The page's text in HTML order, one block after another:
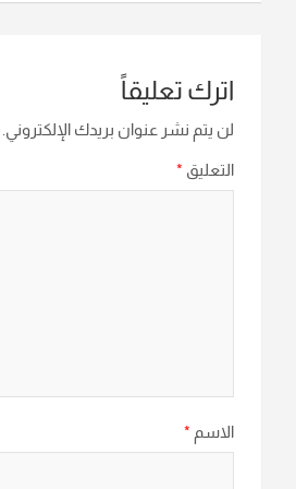
اترك تعليقاً
لن يتم نشر عنوان بريدك الإلكتروني.
التعليق *
الاسم *